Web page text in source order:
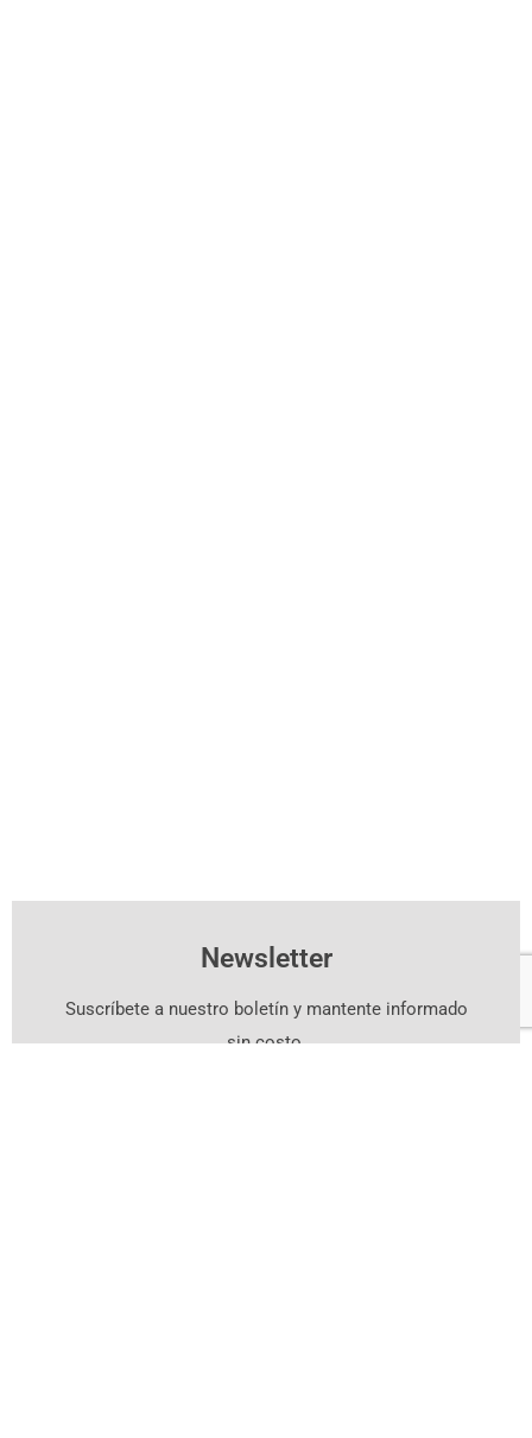
Newsletter
Suscríbete a nuestro boletín y mantente informado
sin costo.